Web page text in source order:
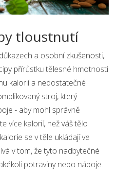
tloustnutí
a osobní zkušenosti,
přírůstku tělesné hmotnosti
kalorií a nedostatečné
stroj, který
- aby mohl správně
více kalorií, než váš tělo
se v těle ukládají ve
v tom, že tyto nadbytečné
potraviny nebo nápoje.